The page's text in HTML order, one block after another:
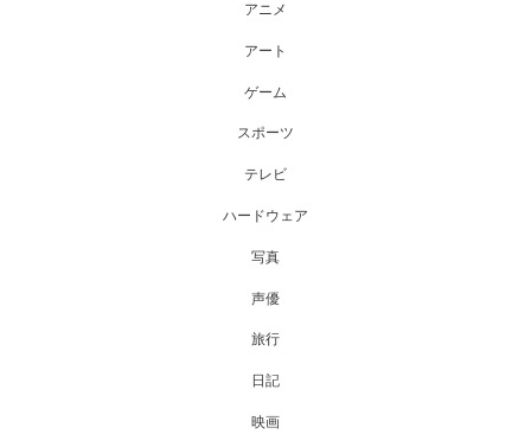
アニメ
アート
ゲーム
スポーツ
テレビ
ハードウェア
写真
声優
旅行
日記
映画